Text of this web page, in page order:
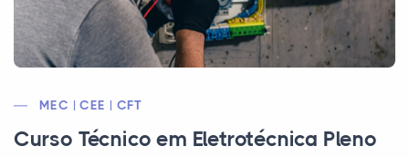
MEC | CEE | CFT
Curso Técnico em Eletrotécnica Pleno